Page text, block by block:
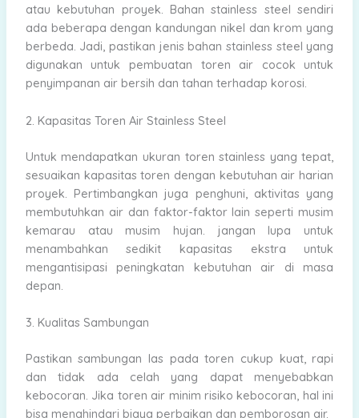
atau kebutuhan proyek. Bahan stainless steel sendiri
ada beberapa dengan kandungan nikel dan krom yang
berbeda. Jadi, pastikan jenis bahan stainless steel yang
digunakan untuk pembuatan toren air cocok untuk
penyimpanan air bersih dan tahan terhadap korosi.
2. Kapasitas Toren Air Stainless Steel
Untuk mendapatkan ukuran toren stainless yang tepat,
sesuaikan kapasitas toren dengan kebutuhan air harian
proyek. Pertimbangkan juga penghuni, aktivitas yang
membutuhkan air dan faktor-faktor lain seperti musim
kemarau atau musim hujan. jangan lupa untuk
menambahkan sedikit kapasitas ekstra untuk
mengantisipasi peningkatan kebutuhan air di masa
depan.
3. Kualitas Sambungan
Pastikan sambungan las pada toren cukup kuat, rapi
dan tidak ada celah yang dapat menyebabkan
kebocoran. Jika toren air minim risiko kebocoran, hal ini
bisa menghindari biaya perbaikan dan pemborosan air.